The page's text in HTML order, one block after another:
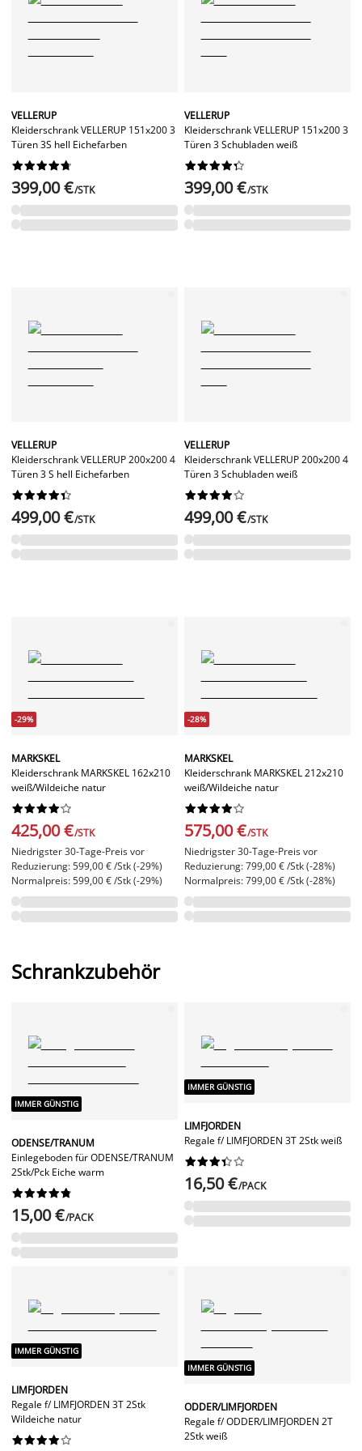
VELLERUP
Kleiderschrank VELLERUP 151x200 3
Türen 3S hell Eichefarben






399,00 €/STK
VELLERUP
Kleiderschrank VELLERUP 151x200 3
Türen 3 Schubladen weiß






399,00 €/STK
VELLERUP
Kleiderschrank VELLERUP 200x200 4
Türen 3 S hell Eichefarben






499,00 €/STK
VELLERUP
Kleiderschrank VELLERUP 200x200 4
Türen 3 Schubladen weiß






499,00 €/STK
-29%
MARKSKEL
Kleiderschrank MARKSKEL 162x210
weiß/Wildeiche natur






425,00 €/STK
Niedrigster 30-Tage-Preis vor
Reduzierung: 599,00 € /Stk (-29%)
Normalpreis: 599,00 € /Stk (-29%)
-28%
MARKSKEL
Kleiderschrank MARKSKEL 212x210
weiß/Wildeiche natur






575,00 €/STK
Niedrigster 30-Tage-Preis vor
Reduzierung: 799,00 € /Stk (-28%)
Normalpreis: 799,00 € /Stk (-28%)
Schrankzubehör
IMMER GÜNSTIG
ODENSE/TRANUM
Einlegeboden für ODENSE/TRANUM
2Stk/Pck Eiche warm






15,00 €/PACK
IMMER GÜNSTIG
LIMFJORDEN
Regale f/ LIMFJORDEN 3T 2Stk weiß






16,50 €/PACK
IMMER GÜNSTIG
LIMFJORDEN
Regale f/ LIMFJORDEN 3T 2Stk
Wildeiche natur






IMMER GÜNSTIG
ODDER/LIMFJORDEN
Regale f/ ODDER/LIMFJORDEN 2T
2Stk weiß